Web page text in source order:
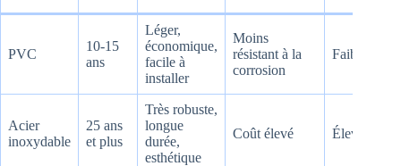
PVC
10-15
ans
Léger,
économique,
facile à
installer
Moins
résistant à la
corrosion
Faible
Acier
inoxydable
25 ans
et plus
Très robuste,
longue
durée,
esthétique
Coût élevé Élevé